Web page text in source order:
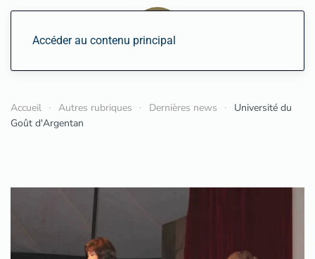
Accéder au contenu principal
Accueil Autres rubriques Dernières news
Université du
Goût d'Argentan